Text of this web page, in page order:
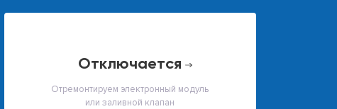
отключается
Отремонтируем электронный модуль
или заливной клапан